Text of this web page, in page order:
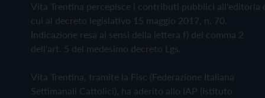
Vita Trentina percepisce i contributi pubblici all'editoria
cui al decreto legislativo 15 maggio 2017, n. 70.
Indicazione resa ai sensi della lettera f) del comma 2
dell'art. 5 del medesimo decreto Lgs.
Vita Trentina, tramite la Fisc (Federazione Italiana
Settimanali Cattolici), ha aderito allo IAP (Istituto